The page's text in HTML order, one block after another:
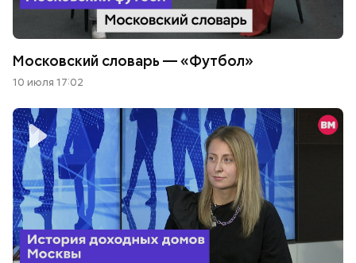
Московский словарь — «Футбол»
10 июля 17:02